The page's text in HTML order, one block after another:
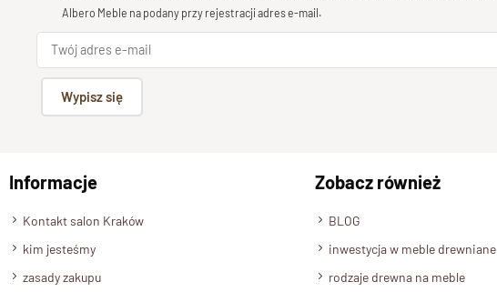
Albero Meble na podany przy rejestracji adres e-mail.
Wypisz się
Informacje
Kontakt salon Kraków
kim jesteśmy
zasady zakupu
Zobacz również
BLOG
inwestycja w meble drewniane
rodzaje drewna na meble